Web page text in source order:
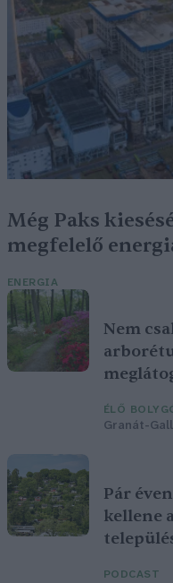
Még Paks
megfelelő
ENERGIA
Nem
ÉLŐ
Granát-
Pár
kellene
PODCAST